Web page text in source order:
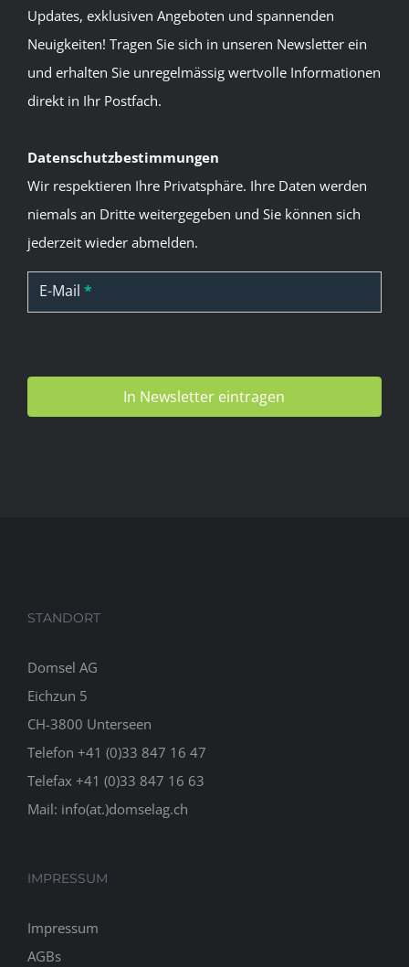
Updates, exklusiven Angeboten und spannenden
Neuigkeiten! Tragen Sie sich in unseren Newsletter ein
und erhalten Sie unregelmässig wertvolle Informationen
direkt in Ihr Postfach.
Datenschutzbestimmungen
Wir respektieren Ihre Privatsphäre. Ihre Daten werden
niemals an Dritte weitergegeben und Sie können sich
jederzeit wieder abmelden.
Newsletter
(DE)
E-Mail *
In Newsletter eintragen
STANDORT
Domsel AG
Eichzun 5
CH-3800 Unterseen
Telefon +41 (0)33 847 16 47
Telefax +41 (0)33 847 16 63
Mail: info(at.)domselag.ch
IMPRESSUM
Impressum
AGBs